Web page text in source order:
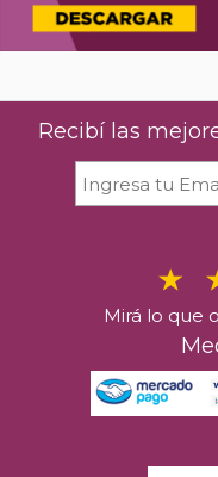
Recibí las
Mirá lo que